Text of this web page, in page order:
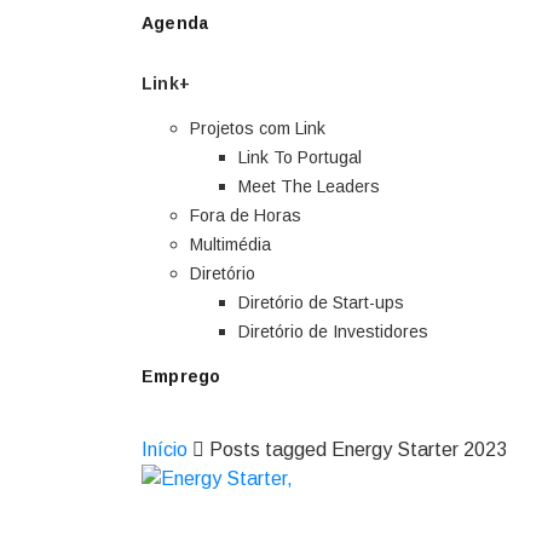
Agenda
Link+
Projetos com Link
Link To Portugal
Meet The Leaders
Fora de Horas
Multimédia
Diretório
Diretório de Start-ups
Diretório de Investidores
Emprego
Início Posts tagged Energy Starter 2023